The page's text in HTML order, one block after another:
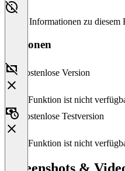
Keine Informationen zu diesem
Versionen
Kostenlose Version
Diese Funktion ist nicht
Kostenlose Testversion
Diese Funktion ist nicht